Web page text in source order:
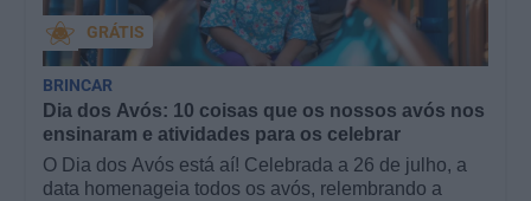
Dia dos Avós: 10 coisas que os nossos avós nos
ensinaram e atividades para os celebrar
O Dia dos Avós está aí! Celebrada a 26 de julho, a
data homenageia todos os avós, relembrando a
GRÁTIS
BRINCAR